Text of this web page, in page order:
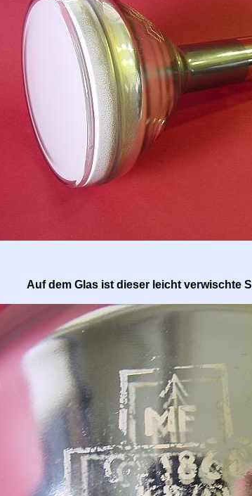
Auf dem Glas ist dieser leicht verwischte